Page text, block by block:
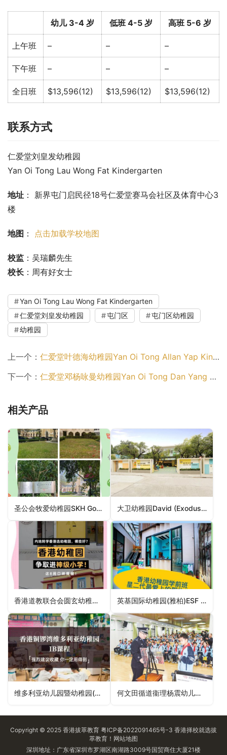
幼儿 3-4 岁 低班 4-5 岁 高班 5-6 岁
上午班 – – –
下午班 – – –
全日班 $13,596(12) $13,596(12) $13,596(12)
联系方式
仁爱堂刘皇发幼稚园
Yan Oi Tong Lau Wong Fat Kindergarten
地址 ： 新界屯门启民径18号仁爱堂赛马会社区及体育中心3
楼
地图 ： 点击加载学校地图
校监 ：吴瑞麟先生
校长 ：周有好女士
Yan Oi Tong Lau Wong Fat Kindergarten
仁爱堂刘皇发幼稚园
屯门区
屯门区幼稚园
幼稚园
上一个： 仁爱堂叶德海幼稚园Yan Oi Tong Allan Yap Kindergarten（屯门区幼稚园）
下一个： 仁爱堂邓杨咏曼幼稚园Yan Oi Tong Dan Yang Wing Man Kindergarten（西贡区幼稚园）
相关产品
圣公会牧爱幼稚园SKH Good Shepherd Kindergarten（幼稚园） 大卫幼稚园David (Exodus) Kindergarten（沙田区幼稚园）
香港道教联合会圆玄幼稚园(天逸邨)HKTA Yuen Yuen Kindergarten (Tin Yat Estate)（元朗区幼稚园） 英基国际幼稚园(雅柏)ESF International Kindergarten (Abacus)（西贡区幼稚园）
维多利亚幼儿园暨幼稚园(下康怡)Victoria Kindergarten – Lower Kornhill（东区幼稚园） 何文田循道衞理杨震幼儿学校Homantin Yang Memorial Methodist Pre-School（九龙城区幼稚园）
Copyright © 2025 香港拔萃教育 粤ICP备2022091465号-3 香港择校就选拔
萃教育！ 网站地图
深圳地址：广东省深圳市罗湖区南湖路3009号国贸商住大厦21楼